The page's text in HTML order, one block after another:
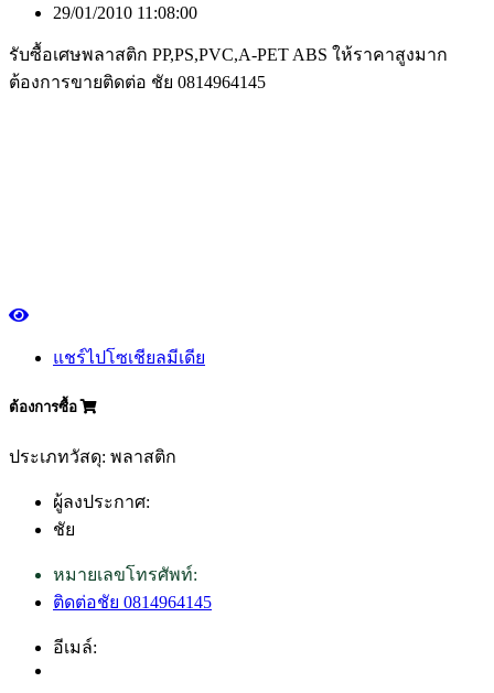
29/01/2010 11:08:00
รับซื้อเศษพลาสติก PP,PS,PVC,A-PET ABS ให้ราคาสูงมาก
ต้องการขายติดต่อ ชัย 0814964145
แชร์ไปโซเชียลมีเดีย
ต้องการซื้อ
ประเภทวัสดุ: พลาสติก
ผู้ลงประกาศ:
ชัย
หมายเลขโทรศัพท์:
ติดต่อชัย 0814964145
อีเมล์: